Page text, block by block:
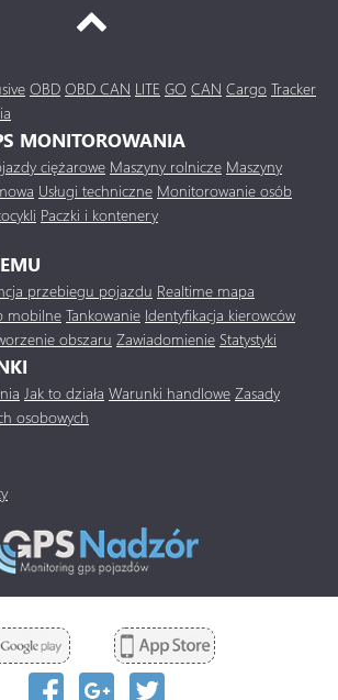
OBD OBD CAN LITE GO CAN Cargo Tracker
MONITOROWANIA
ciężarowe Maszyny rolnicze Maszyny
Usługi techniczne Monitorowanie osób
Paczki i kontenery
przebiegu pojazdu Realtime mapa
mobilne Tankowanie Identyfikacja kierowców
obszaru Zawiadomienie Statystyki
Jak to działa Warunki handlowe Zasady
osobowych